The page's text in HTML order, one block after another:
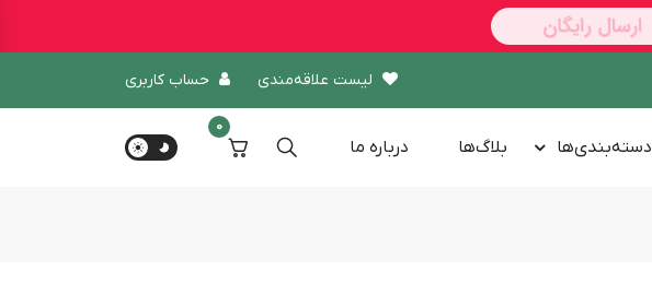
لیست علاقه‌مندی حساب کاربری
دسته‌بندی‌ها بلاگ‌ها درباره‌ ما
0